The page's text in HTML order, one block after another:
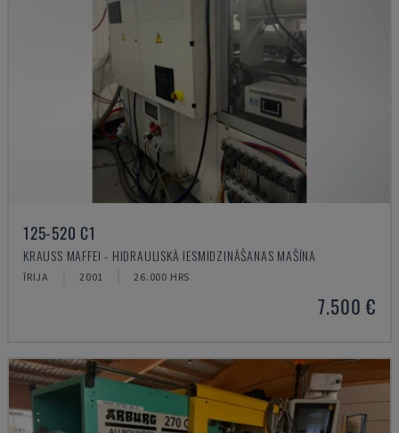
125-520 C1
KRAUSS MAFFEI - HIDRAULISKĀ IESMIDZINĀŠANAS MAŠĪNA
ĪRIJA 2001 26.000 HRS
7.500 €